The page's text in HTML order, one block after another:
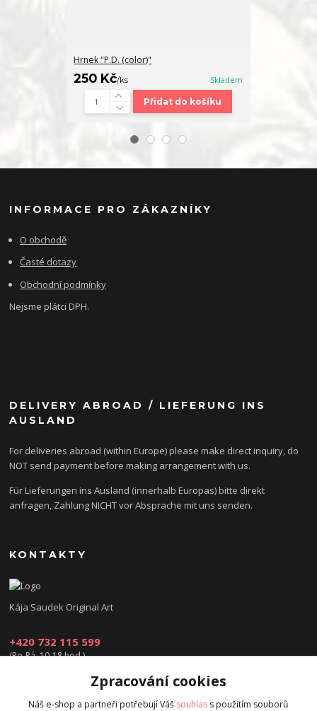
Hrnek "P.D. (color)"
250 Kč/ks Skladem
Přidat do košíku
INFORMACE PRO ZÁKAZNÍKY
O obchodě
Časté dotazy
Obchodní podmínky
Nejsme plátci DPH.
DELIVERY ABROAD / LIEFERUNG INS
AUSLAND
For deliveries abroad (within Europe) please make direct inquiry, do
NOT send payment before making arrangement with us.
Für Lieferungen ins Ausland (innerhalb Europas) bitte direkt
anfragen, Zahlung NICHT vor Absprache mit uns senden.
KONTAKTY
Kája Saudek Original Art
+420 732 115 599
(Po-Pá, 10-18 hod.)
obchod@kajasaudek.cz
Zpracování cookies
Náš e-shop a partneři potřebují Váš souhlas s použitím souborů